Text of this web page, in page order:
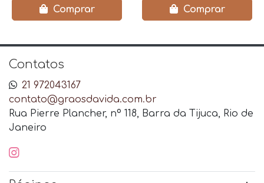
Comprar Comprar
Contatos
21 972043167
contato@graosdavida.com.br
Rua Pierre Plancher, nº 118, Barra da Tijuca, Rio de
Janeiro